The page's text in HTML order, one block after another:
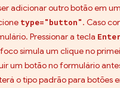
adicionar outro botão em
type="button". Caso
Pressionar a tecla Enter
simula um clique no
um botão no formulário
o tipo padrão para botões